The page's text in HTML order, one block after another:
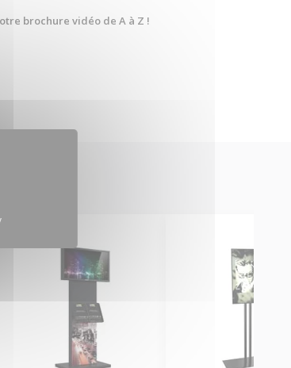
brochure vidéo de A à Z !